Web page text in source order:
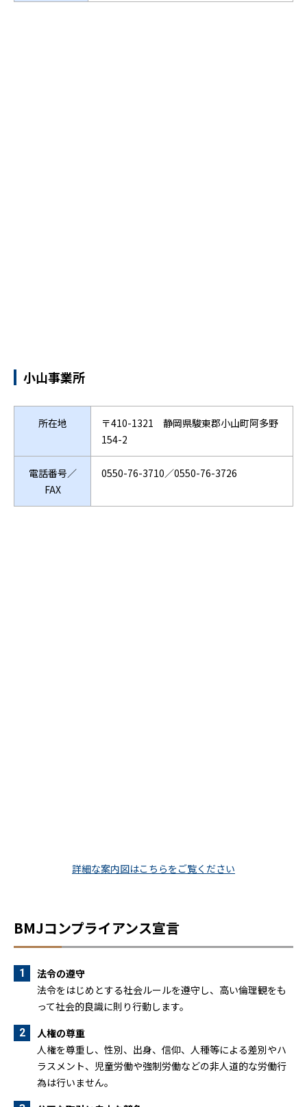
小山事業所
所在地
〒410-1321 静岡県駿東郡小山町阿多野
154-2
電話番号／
FAX
0550-76-3710／0550-76-3726
詳細な案内図はこちらをご覧ください
BMJコンプライアンス宣言
法令の遵守
法令をはじめとする社会ルールを遵守し、高い倫理観をも
って社会的良識に則り行動します。
人権の尊重
人権を尊重し、性別、出身、信仰、人種等による差別やハ
ラスメント、児童労働や強制労働などの非人道的な労働行
為は行いません。